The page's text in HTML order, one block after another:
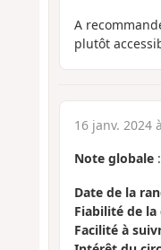
A
plutôt
16 janv. 2024
Note globale:
Date de la
Fiabilité de
Facilité à